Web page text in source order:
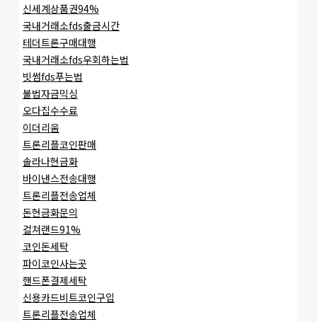
신세계상품권94%
국내거래소fds출금시간
테더트론구매대행
국내거래소fds우회하는법
빗썸fds푸는법
불법자금믹싱
오다집수수료
이더리움
트론리플코인판매
솔라나현금화
바이낸스전송대행
트론리플전송업체
돈현금화문의
컬쳐랜드91%
코인돈세탁
파이코인사는곳
핸드폰결제세탁
신용카드비트코인구입
트론리플전송업체